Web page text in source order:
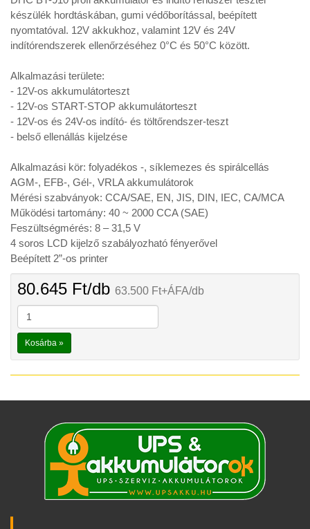
készülék hordtáskában, gumi védőborítással, beépített
nyomtatóval. 12V akkukhoz, valamint 12V és 24V
indítórendszerek ellenőrzéséhez 0°C és 50°C között.
Alkalmazási területe:
- 12V-os akkumulátorteszt
- 12V-os START-STOP akkumulátorteszt
- 12V-os és 24V-os indító- és töltőrendszer-teszt
- belső ellenállás kijelzése
Alkalmazási kör: folyadékos -, síklemezes és spirálcellás
AGM-, EFB-, Gél-, VRLA akkumulátorok
Mérési szabványok: CCA/SAE, EN, JIS, DIN, IEC, CA/MCA
Működési tartomány: 40 ~ 2000 CCA (SAE)
Feszültségmérés: 8 – 31,5 V
4 soros LCD kijelző szabályozható fényerővel
Beépített 2”-os printer
80.645 Ft/db 63.500 Ft+ÁFA/db
Kosárba »